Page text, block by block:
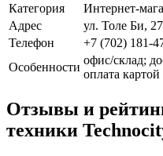
Категория
Интернет-
Адрес
ул. Толе Би,
Телефон
+7 (702) 181-
Особенности
офис/склад;
оплата картой
Отзывы и
техники